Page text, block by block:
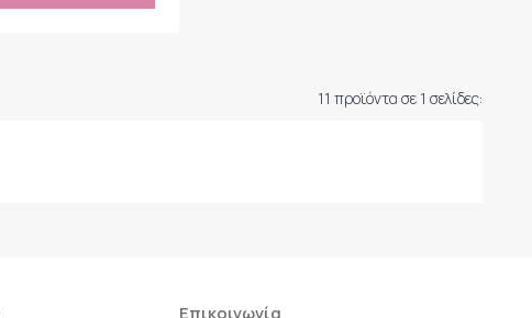
11 προϊόντα σε 1 σελίδες:
Επικοινωνία